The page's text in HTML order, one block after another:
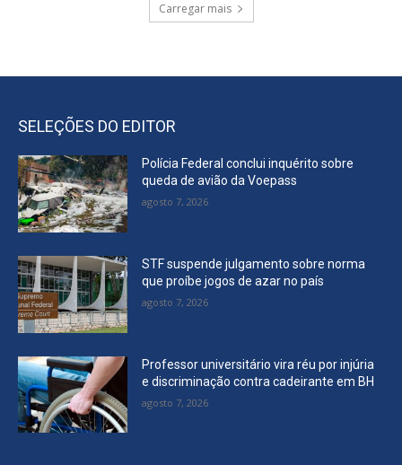
Carregar mais
SELEÇÕES DO EDITOR
Polícia Federal conclui inquérito sobre
queda de avião da Voepass
agosto 7, 2026
STF suspende julgamento sobre norma
que proíbe jogos de azar no país
agosto 7, 2026
Professor universitário vira réu por injúria
e discriminação contra cadeirante em BH
agosto 7, 2026